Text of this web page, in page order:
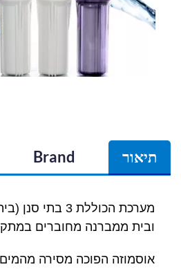
תיאור Brand
מערכת הכוללת 3
ובית ממברנה מחוברים במתקן
אוסמוזה הפוכה מסירה מהמים